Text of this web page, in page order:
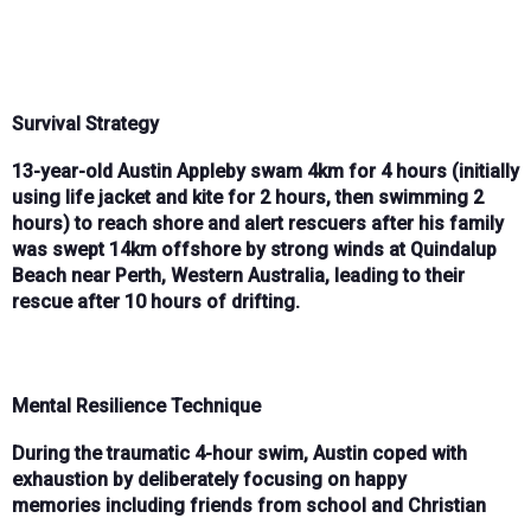
Survival Strategy
13-year-old Austin Applebyswam 4km for 4 hours (initially
using life jacket and kite for 2 hours, then swimming 2
hours) to reach shore and alert rescuers after his family
was swept 14km offshoreby strong winds at Quindalup
Beach near Perth, Western Australia, leading to their
rescue after 10 hours of drifting.
Mental Resilience Technique
During thetraumatic 4-hour swim, Austin coped with
exhaustion by deliberately focusing on happy
memories including friends from school and Christian